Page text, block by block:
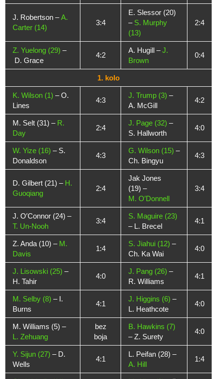
J. Robertson –A.
Carter (14)
3:4
E. Slessor (20)
– S. Murphy
(13)
2:4
Z. Yuelong (29) –
D. Grace
4:2
A. Hugill –J.
Brown
0:4
1. kolo
K. Wilson (1) – O.
Lines
4:3
J. Trump (3) –
A. McGill
4:2
M. Selt (31) – R.
Day
2:4
J. Page (32) –
S. Hallworth
4:0
W. Yize (16) – S.
Donaldson
4:3
G. Wilson (15) –
Ch. Bingyu
4:3
D. Gilbert (21) – H.
Guoqiang
2:4
Jak Jones
(19) –
M. O′Donnell
3:4
J. O′Connor (24) –
T. Un-Nooh
3:4
S. Maguire (23)
– L. Brecel
4:1
Z. Anda (10) – M.
Davis
1:4
S. Jiahui (12) –
Ch. Ka Wai
4:0
J. Lisowski (25) –
H. Tahir
4:0
J. Pang (26) –
R. Williams
4:1
M. Selby (8) – I.
Burns
4:1
J. Higgins (6) –
L. Heathcote
4:0
M. Williams (5) –
L. Zehuang
bez
boja
B. Hawkins (7)
– Z. Surety
4:0
Y. Sijun (27) – D.
Wells
4:1
L. Peifan (28) –
A. Hill
1:4